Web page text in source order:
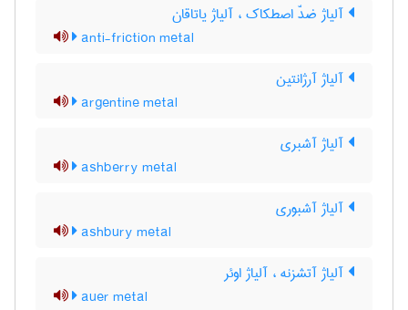
آلیاژ ضدّ اصطکاک ، آلیاژ یاتاقان
anti-friction metal
آلیاژ آرژانتین
argentine metal
آلیاژ آشبری
ashberry metal
آلیاژ آشبوری
ashbury metal
آلیاژ آتشزنه ، آلیاژ اوئر
auer metal